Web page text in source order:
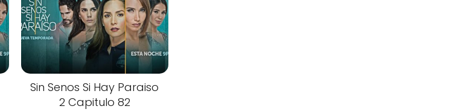
Sin Senos Si Hay Paraiso
2 Capitulo 82